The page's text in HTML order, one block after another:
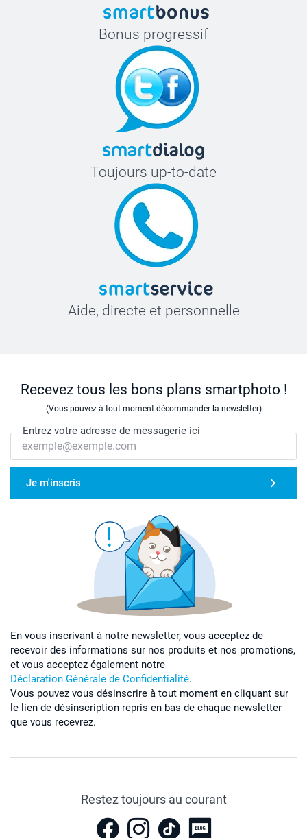
Bonus progressif
Toujours up-to-date
Aide, directe et personnelle
Recevez tous les bons plans smartphoto !
(Vous pouvez à tout moment décommander la newsletter)
Entrez votre adresse de messagerie ici
Je m'inscris
En vous inscrivant à notre newsletter, vous acceptez de
recevoir des informations sur nos produits et nos promotions,
et vous acceptez également notre
Déclaration Générale de Confidentialité.
Vous pouvez vous désinscrire à tout moment en cliquant sur
le lien de désinscription repris en bas de chaque newsletter
que vous recevrez.
Restez toujours au courant